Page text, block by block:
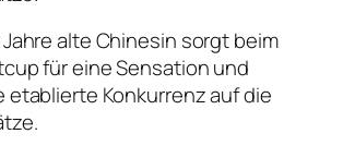
Jahre alte Chinesin sorgt beim
für eine Sensation und
etablierte Konkurrenz auf die